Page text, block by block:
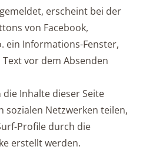
erscheint bei der
von Facebook,
ein Informations-Fenster,
vor dem Absenden
Inhalte dieser Seite
sozialen Netzwerken teilen,
Profile durch die
erstellt werden.